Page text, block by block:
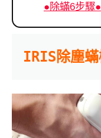
●除蟎6步驟●
IRIS除塵蟎